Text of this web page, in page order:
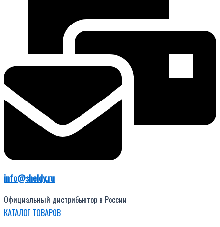
info@sheldy.ru
Официальный дистрибьютор в России
КАТАЛОГ ТОВАРОВ